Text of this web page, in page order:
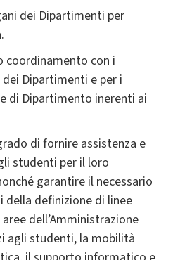
dei Dipartimenti per
coordinamento con i
Dipartimenti e per i
di Dipartimento inerenti ai
di fornire assistenza e
studenti per il loro
garantire il necessario
della definizione di linee
dell’Amministrazione
agli studenti, la mobilità